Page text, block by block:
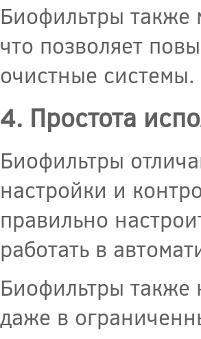
Биофильтры также
что позволяет
очистные системы.
4. Простота
Биофильтры
настройки и
правильно
работать в
Биофильтры также
даже в